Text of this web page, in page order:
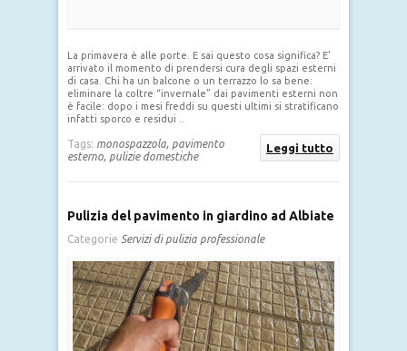
La primavera è alle porte. E sai questo cosa significa? E’
arrivato il momento di prendersi cura degli spazi esterni
di casa. Chi ha un balcone o un terrazzo lo sa bene:
eliminare la coltre “invernale” dai pavimenti esterni non
è facile: dopo i mesi freddi su questi ultimi si stratificano
infatti sporco e residui ..
Leggi tutto
Tags: monospazzola, pavimento
esterno, pulizie domestiche
Pulizia del pavimento in giardino ad Albiate
Categorie Servizi di pulizia professionale